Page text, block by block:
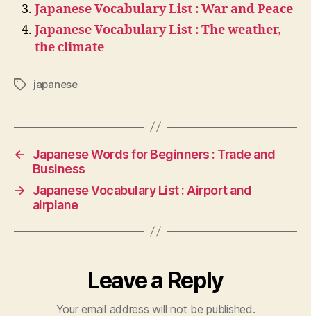
Japanese Vocabulary List : War and Peace
Japanese Vocabulary List : The weather,
the climate
Tagsjapanese
←
Japanese Words for Beginners : Trade and
Business
→
Japanese Vocabulary List : Airport and
airplane
Leave a Reply
Your email address will not be published.